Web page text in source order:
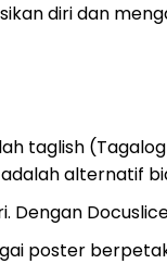
diri dan
taglish
alternatif
Dengan
poster